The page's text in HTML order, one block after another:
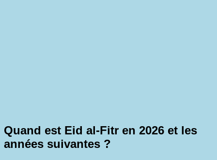
Quand est Eid al-Fitr en 2026 et les
années suivantes ?